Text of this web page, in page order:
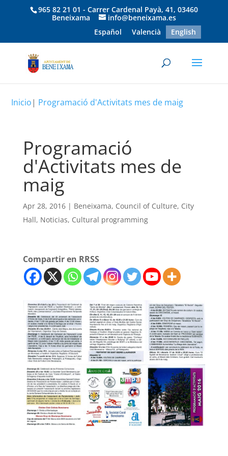
965 82 21 01 - Carrer Cardenal Payà, 41, 03460
Beneixama
info@beneixama.es
Español
Valencià English
Inicio| Programació d'Activitats mes de maig
Programació
d'Activitats mes de
maig
Apr 28, 2016| Beneixama, Council of Culture, City
Hall, Noticias, Cultural programming
Compartir en RRSS